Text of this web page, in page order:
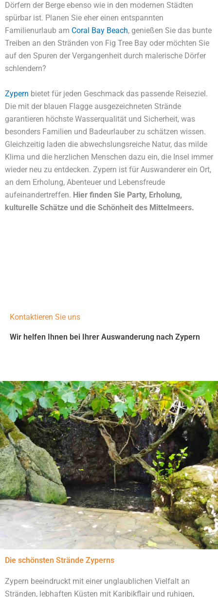
Dörfern der Berge ebenso wie in den modernen Städten
spürbar ist. Planen Sie eher einen entspannten
Familienurlaub am Coral Bay Beach, genießen Sie das bunte
Treiben an den Stränden von Fig Tree Bay oder möchten Sie
auf den Spuren der Vergangenheit durch malerische Dörfer
schlendern?
Zypern bietet für jeden Geschmack das passende Reiseziel.
Die mit der blauen Flagge ausgezeichneten Strände
garantieren höchste Wasserqualität und Sicherheit, was
besonders Familien und Badeurlauber zu schätzen wissen.
Gleichzeitig laden die abwechslungsreiche Natur, das milde
Klima und die herzlichen Menschen dazu ein, die Insel immer
wieder neu zu entdecken. Zypern ist für Auswanderer ein Ort,
an dem Erholung, Abenteuer und Lebensfreude
aufeinandertreffen. Hier finden Sie Party, Erholung,
kulturelle Schätze und die Schönheit des Mittelmeers.
Kontaktieren Sie uns
Wir helfen Ihnen bei Ihrer Auswanderung nach Zypern
Die schönsten Strände Zyperns
Zypern beeindruckt mit einer unglaublichen Vielfalt an
Stränden, lebhaften Küsten mit Karibikflair und ruhigen,